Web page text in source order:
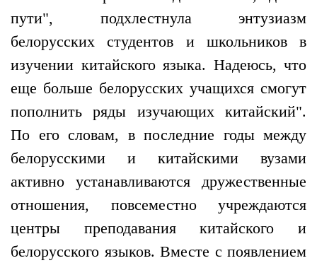
пути", подхлестнула энтузиазм
белорусских студентов и школьников в
изучении китайского языка. Надеюсь, что
еще больше белорусских учащихся смогут
пополнить ряды изучающих китайский".
По его словам, в последние годы между
белорусскими и китайскими вузами
активно устанавливаются дружественные
отношения, повсеместно учреждаются
центры преподавания китайского и
белорусского языков. Вместе с появлением